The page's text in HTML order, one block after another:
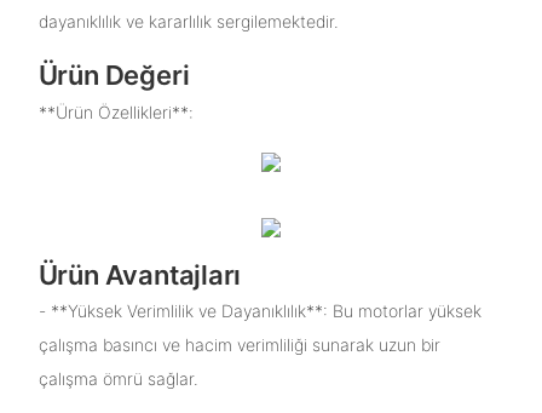
dayanıklılık ve kararlılık sergilemektedir.
Ürün Değeri
**Ürün Özellikleri**:
Ürün Avantajları
- **Yüksek Verimlilik ve Dayanıklılık**: Bu motorlar yüksek
çalışma basıncı ve hacim verimliliği sunarak uzun bir
çalışma ömrü sağlar.